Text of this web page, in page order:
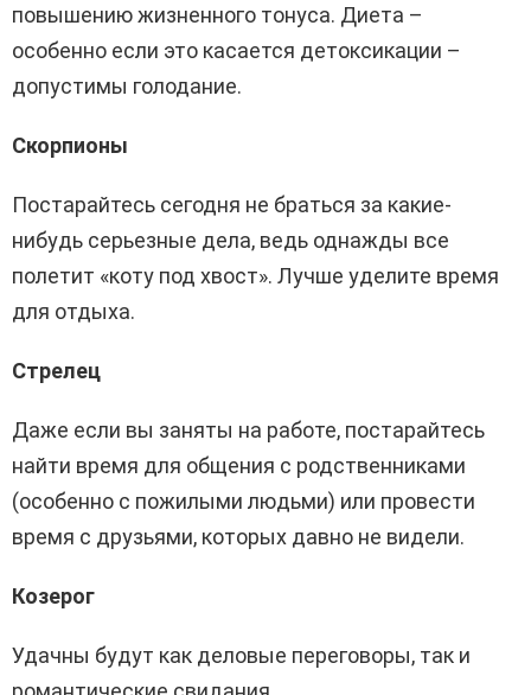
повышению жизненного тонуса. Диета –
особенно если это касается детоксикации –
допустимы голодание.
Скорпионы
Постарайтесь сегодня не браться за какие-
нибудь серьезные дела, ведь однажды все
полетит «коту под хвост». Лучше уделите время
для отдыха.
Стрелец
Даже если вы заняты на работе, постарайтесь
найти время для общения с родственниками
(особенно с пожилыми людьми) или провести
время с друзьями, которых давно не видели.
Козерог
Удачны будут как деловые переговоры, так и